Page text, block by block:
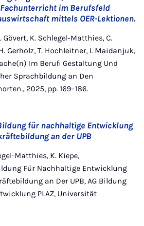
im Berufsfeld
mittels OER-Lektionen.
Gövert, K. Schlegel-Matthies, C.
Gerholz, T. Hochleitner, I. Maidanjuk,
Im Beruf: Gestaltung Und
Sprachbildung an Den
2025, pp. 169–186.
für nachhaltige Entwicklung
an der UPB
Matthies, K. Kiepe,
Für Nachhaltige Entwicklung
an Der UPB, AG Bildung
PLAZ, Universität